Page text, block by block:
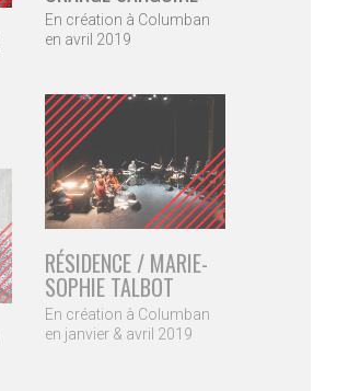
En création à Columban
en avril 2019
RÉSIDENCE / MARIE-
SOPHIE TALBOT
En création à Columban
en janvier & avril 2019